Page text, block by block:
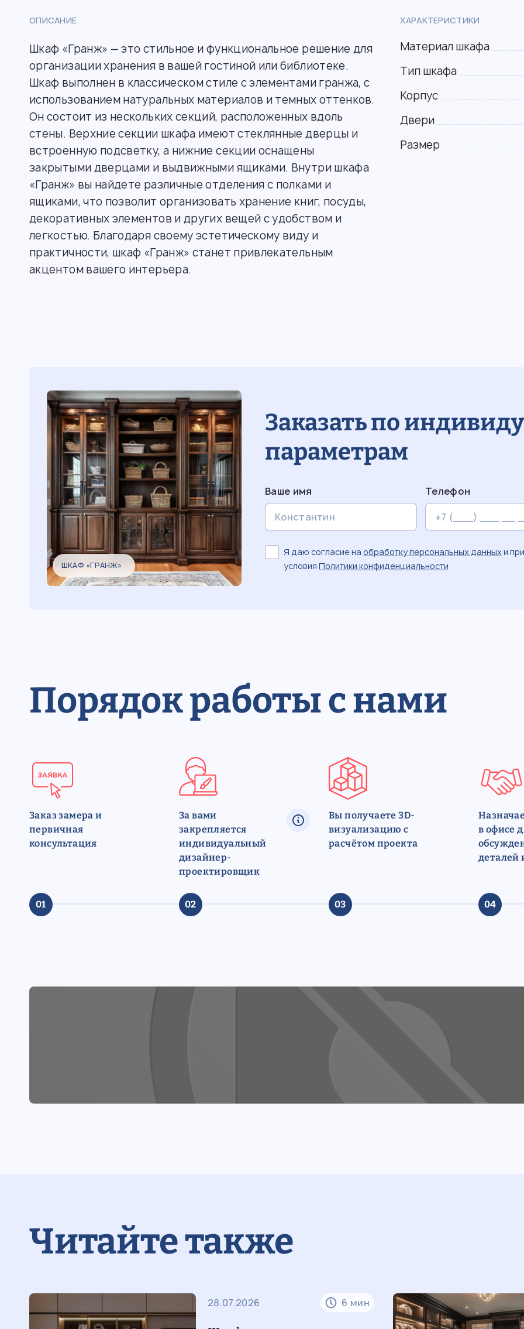
ОПИСАНИЕ
Шкаф «Гранж» — это стильное и функциональное решение для
организации хранения в вашей гостиной или библиотеке.
Шкаф выполнен в классическом стиле с элементами гранжа, с
использованием натуральных материалов и темных оттенков.
Он состоит из нескольких секций, расположенных вдоль
стены. Верхние секции шкафа имеют стеклянные дверцы и
встроенную подсветку, а нижние секции оснащены
закрытыми дверцами и выдвижными ящиками. Внутри шкафа
«Гранж» вы найдете различные отделения с полками и
ящиками, что позволит организовать хранение книг, посуды,
декоративных элементов и других вещей с удобством и
легкостью. Благодаря своему эстетическому виду и
практичности, шкаф «Гранж» станет привлекательным
акцентом вашего интерьера.
ХАРАКТЕРИСТИКИ
Материал шкафа
Тип шкафа
Корпус
Двери
Размер
ШКАФ «ГРАНЖ»
Заказать по
параметрам
Ваше имя Телефон
Я даю согласие на обработку персональных данныхи
условия Политики конфиденциальности
Порядок работы с нами
Заказ замера и
первичная
консультация
01
За вами
закрепляется
индивидуальный
дизайнер-
проектировщик
02
Вы получаете 3D-
визуализацию с
расчётом проекта
03
в офисе
деталей
04
Читайте также
28.07.2026 6 мин